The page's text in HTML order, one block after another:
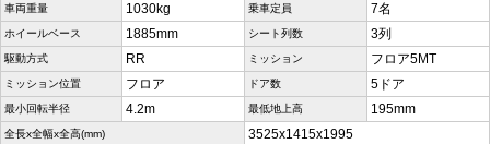
車両重量 1030kg 乗車定員 7名
ホイールベース 1885mm シート列数 3列
駆動方式 RR ミッション フロア5MT
ミッション位置 フロア ドア数 5ドア
最小回転半径 4.2m 最低地上高 195mm
全長x全幅x全高(mm) 3525x1415x1995